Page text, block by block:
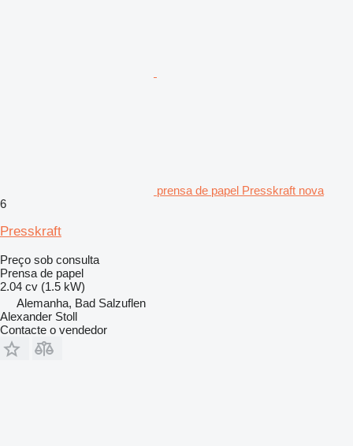
prensa de papel Presskraft nova
6
Presskraft
Preço sob consulta
Prensa de papel
2.04 cv (1.5 kW)
Alemanha, Bad Salzuflen
Alexander Stoll
Contacte o vendedor